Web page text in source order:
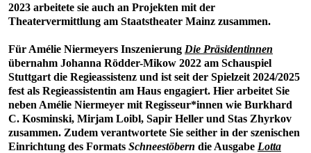
2023 arbeitete sie auch an Projekten mit der
Theatervermittlung am Staatstheater Mainz zusammen.
Für Amélie Niermeyers Inszenierung Die Präsidentinnen
übernahm Johanna Rödder-Mikow 2022 am Schauspiel
Stuttgart die Regieassistenz und ist seit der Spielzeit 2024/2025
fest als Regieassistentin am Haus engagiert. Hier arbeitet Sie
neben Amélie Niermeyer mit Regisseur*innen wie Burkhard
C. Kosminski, Mirjam Loibl, Sapir Heller und Stas Zhyrkov
zusammen. Zudem verantwortete Sie seither in der szenischen
Einrichtung des Formats Schneestöbern die Ausgabe Lotta